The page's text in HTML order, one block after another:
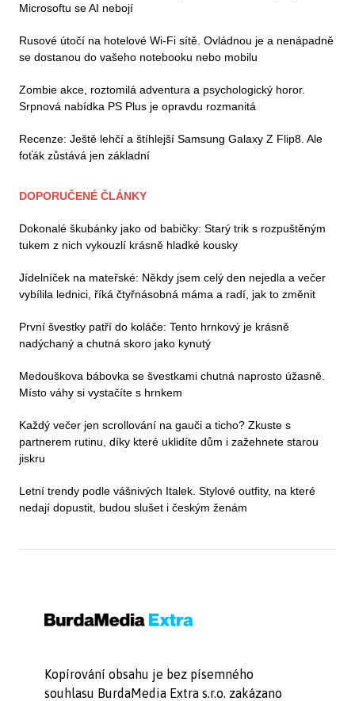
Microsoftu se AI nebojí
Rusové útočí na hotelové Wi-Fi sítě. Ovládnou je a nenápadně
se dostanou do vašeho notebooku nebo mobilu
Zombie akce, roztomilá adventura a psychologický horor.
Srpnová nabídka PS Plus je opravdu rozmanitá
Recenze: Ještě lehčí a štíhlejší Samsung Galaxy Z Flip8. Ale
foťák zůstává jen základní
DOPORUČENÉ ČLÁNKY
Dokonalé škubánky jako od babičky: Starý trik s rozpuštěným
tukem z nich vykouzlí krásně hladké kousky
Jídelníček na mateřské: Někdy jsem celý den nejedla a večer
vybílila lednici, říká čtyřnásobná máma a radí, jak to změnit
První švestky patří do koláče: Tento hrnkový je krásně
nadýchaný a chutná skoro jako kynutý
Medouškova bábovka se švestkami chutná naprosto úžasně.
Místo váhy si vystačíte s hrnkem
Každý večer jen scrollování na gauči a ticho? Zkuste s
partnerem rutinu, díky které uklidíte dům i zažehnete starou
jiskru
Letní trendy podle vášnivých Italek. Stylové outfity, na které
nedají dopustit, budou slušet i českým ženám
Kopírování obsahu je bez písemného
souhlasu BurdaMedia Extra s.r.o. zakázano